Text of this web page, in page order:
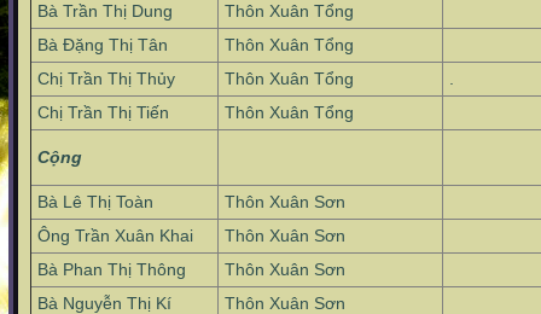
Bà Trần Thị Dung
Thôn Xuân Tổng
Bà Đặng Thị Tân
Thôn Xuân Tổng
Chị Trần Thị Thủy
Thôn Xuân Tổng
Chị Trần Thị Tiến
Thôn Xuân Tổng
Cộng
Bà Lê Thị Toàn
Thôn Xuân Sơn
Ông Trần Xuân Khai
Thôn Xuân Sơn
Bà Phan Thị Thông
Thôn Xuân Sơn
Bà Nguyễn Thị Kí
Thôn Xuân Sơn